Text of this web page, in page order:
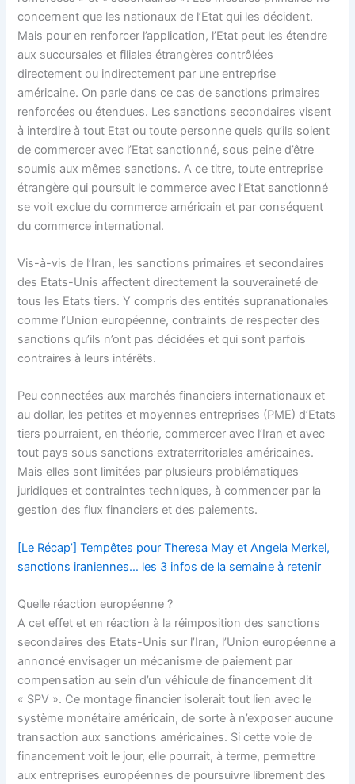
concernent que les nationaux de l’Etat qui les décident.
Mais pour en renforcer l’application, l’Etat peut les étendre
aux succursales et filiales étrangères contrôlées
directement ou indirectement par une entreprise
américaine. On parle dans ce cas de sanctions primaires
renforcées ou étendues. Les sanctions secondaires visent
à interdire à tout Etat ou toute personne quels qu’ils soient
de commercer avec l’Etat sanctionné, sous peine d’être
soumis aux mêmes sanctions. A ce titre, toute entreprise
étrangère qui poursuit le commerce avec l’Etat sanctionné
se voit exclue du commerce américain et par conséquent
du commerce international.
Vis-à-vis de l’Iran, les sanctions primaires et secondaires
des Etats-Unis affectent directement la souveraineté de
tous les Etats tiers. Y compris des entités supranationales
comme l’Union européenne, contraints de respecter des
sanctions qu’ils n’ont pas décidées et qui sont parfois
contraires à leurs intérêts.
Peu connectées aux marchés financiers internationaux et
au dollar, les petites et moyennes entreprises (PME) d’Etats
tiers pourraient, en théorie, commercer avec l’Iran et avec
tout pays sous sanctions extraterritoriales américaines.
Mais elles sont limitées par plusieurs problématiques
juridiques et contraintes techniques, à commencer par la
gestion des flux financiers et des paiements.
[Le Récap’] Tempêtes pour Theresa May et Angela Merkel,
sanctions iraniennes… les 3 infos de la semaine à retenir
Quelle réaction européenne ?
A cet effet et en réaction à la réimposition des sanctions
secondaires des Etats-Unis sur l’Iran, l’Union européenne a
annoncé envisager un mécanisme de paiement par
compensation au sein d’un véhicule de financement dit
« SPV ». Ce montage financier isolerait tout lien avec le
système monétaire américain, de sorte à n’exposer aucune
transaction aux sanctions américaines. Si cette voie de
financement voit le jour, elle pourrait, à terme, permettre
aux entreprises européennes de poursuivre librement des